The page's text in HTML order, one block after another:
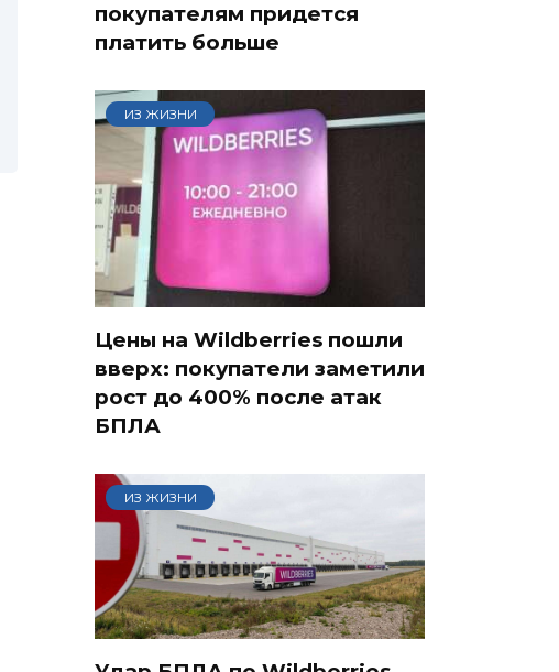
покупателям придется
платить больше
ИЗ ЖИЗНИ
Цены на Wildberries пошли
вверх: покупатели заметили
рост до 400% после атак
БПЛА
ИЗ ЖИЗНИ